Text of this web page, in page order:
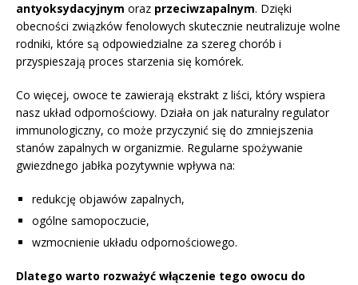
antyoksydacyjnym oraz przeciwzapalnym. Dzięki
obecności związków fenolowych skutecznie neutralizuje wolne
rodniki, które są odpowiedzialne za szereg chorób i
przyspieszają proces starzenia się komórek.
Co więcej, owoce te zawierają ekstrakt z liści, który wspiera
nasz układ odpornościowy. Działa on jak naturalny regulator
immunologiczny, co może przyczynić się do zmniejszenia
stanów zapalnych w organizmie. Regularne spożywanie
gwiezdnego jabłka pozytywnie wpływa na:
redukcję objawów zapalnych,
ogólne samopoczucie,
wzmocnienie układu odpornościowego.
Dlatego warto rozważyć włączenie tego owocu do